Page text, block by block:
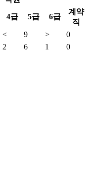
4급 5급 6급
계약
직
< 9 >
0
2 6 1 0